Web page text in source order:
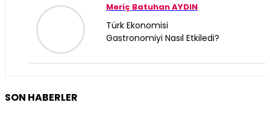
Meriç Batuhan AYDIN
Türk Ekonomisi
Gastronomiyi Nasıl Etkiledi?
SON HABERLER